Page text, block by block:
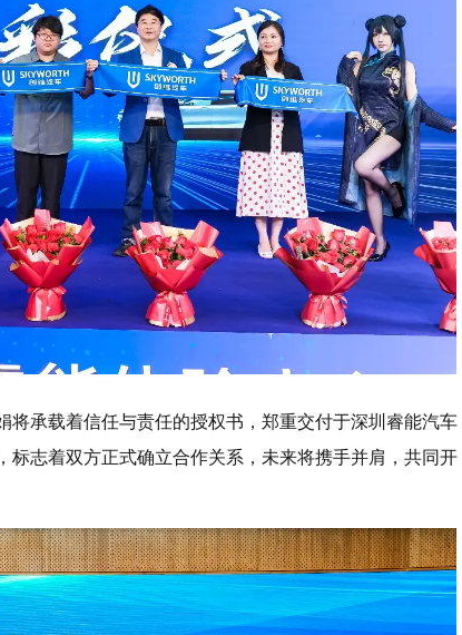
承载着信任与责任的授权书，郑重交付于深圳睿能汽车
志着双方正式确立合作关系，未来将携手并肩，共同开